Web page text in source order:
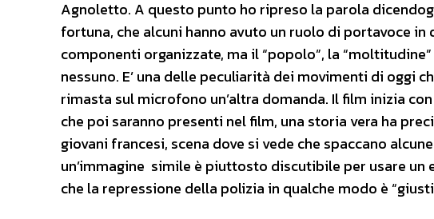
Agnoletto. A questo punto ho ripreso la parola
fortuna, che alcuni hanno avuto un ruolo di portavoce in
componenti organizzate, ma il “popolo”, la
nessuno. E’ una delle peculiarità dei movimenti di oggi
rimasta sul microfono un’altra domanda. Il film inizia
che poi saranno presenti nel film, una storia vera ha
giovani francesi, scena dove si vede che spaccano
un’immagine simile è piuttosto discutibile per usare un
che la repressione della polizia in qualche modo è